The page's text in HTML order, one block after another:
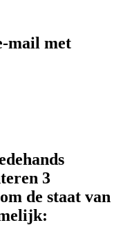
mail met
3
de staat van